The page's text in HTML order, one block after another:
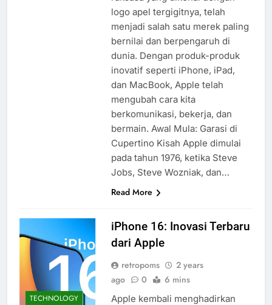
logo apel tergigitnya, telah
menjadi salah satu merek paling
bernilai dan berpengaruh di
dunia. Dengan produk-produk
inovatif seperti iPhone, iPad,
dan MacBook, Apple telah
mengubah cara kita
berkomunikasi, bekerja, dan
bermain. Awal Mula: Garasi di
Cupertino Kisah Apple dimulai
pada tahun 1976, ketika Steve
Jobs, Steve Wozniak, dan…
Read More
TECHNOLOGY
iPhone 16: Inovasi Terbaru
dari Apple
retropoms
2 years
ago
0 6 mins
Apple kembali menghadirkan